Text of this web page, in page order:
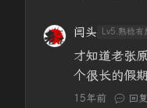
闫头 Lv5.熟稔有
才知道老张
个很长的假
15年前 回复